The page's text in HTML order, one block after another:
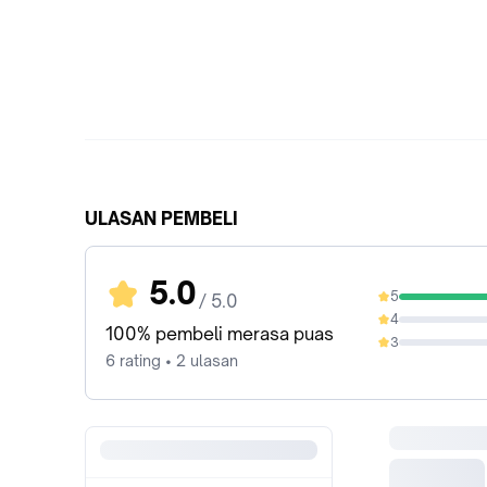
ULASAN PEMBELI
5.0 / 5.0
100% pembeli merasa puas
6 rating • 2 ulasan
5
100%
4
0%
3
0%